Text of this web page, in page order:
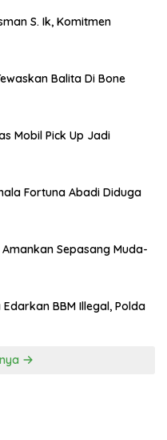
S. Ik, Komitmen
Balita Di Bone
Mobil Pick Up Jadi
Fortuna Abadi Diduga
Sepasang Muda-
BBM Illegal, Polda